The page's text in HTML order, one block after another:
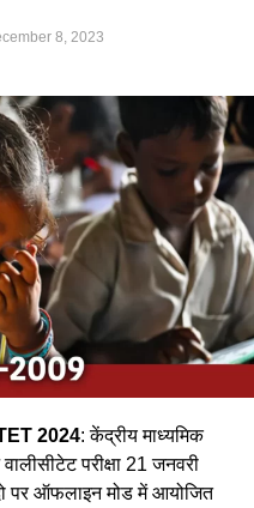
घोंसला बनाता है। यह पक्षी हो
at the top of the tree. It
पोधे के कॉटों के बीच अपना
8, 2023
2024: केंद्रीय माध्यमिक
परीक्षा 21 जनवरी
पर ऑफलाइन मोड में आयोजित